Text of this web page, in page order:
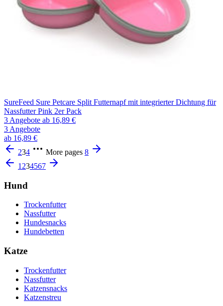
SureFeed Sure Petcare Split Futternapf mit integrierter Dichtung für
Nassfutter Pink 2er Pack
3 Angebote ab 16,89 €
3 Angebote
ab 16,89 €
234 More pages 8
1 234567
Hund
Trockenfutter
Nassfutter
Hundesnacks
Hundebetten
Katze
Trockenfutter
Nassfutter
Katzensnacks
Katzenstreu